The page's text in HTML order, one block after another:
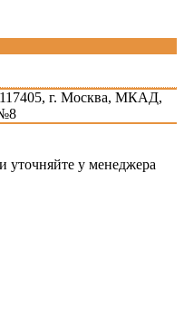
г. Москва, МКАД,
уточняйте у менеджера